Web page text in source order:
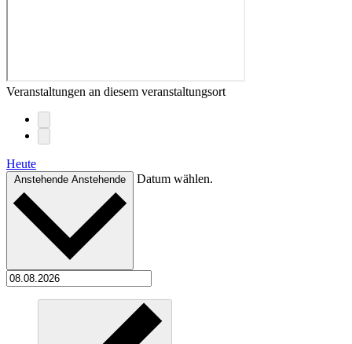
Veranstaltungen an diesem veranstaltungsort
Heute
Anstehende Anstehende Datum wählen.